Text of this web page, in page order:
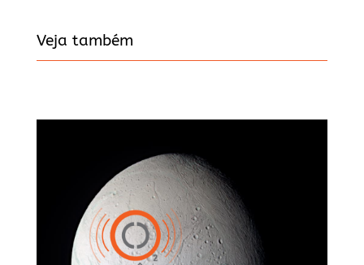
Veja também